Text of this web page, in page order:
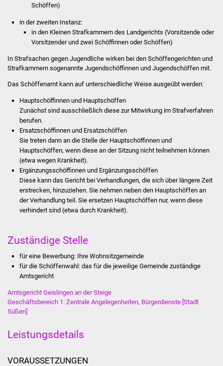
Ortsentwicklung
Presse
Bürger & Service
Was erledige ich wo
Dienstleistungen
Lebenslagen
Formulare
Bürgerinfos
Kindergärten
Schöffen)
in der zweiten Instanz:
in den Kleinen Strafkammern des Landgerichts (Vorsitzende oder
Vorsitzender und zwei Schöffinnen oder Schöffen)
In Strafsachen gegen Jugendliche wirken bei den Schöffengerichten und
Strafkammern sogenannte Jugendschöffinnen und Jugendschöffen mit.
Das Schöffenamt kann auf unterschiedliche Weise ausgeübt werden:
Hauptschöffinnen und Hauptschöffen
Zunächst sind ausschließlich diese zur Mitwirkung im Strafverfahren
berufen.
Ersatzschöffinnen und Ersatzschöffen
Sie treten dann an die Stelle der Hauptschöffinnen und
Hauptschöffen, wenn diese an der Sitzung nicht teilnehmen können
(etwa wegen Krankheit).
Ergänzungsschöffinnen und Ergänzungsschöffen
Diese kann das Gericht bei Verhandlungen, die sich über längere Zeit
erstrecken, hinzuziehen. Sie nehmen neben den Hauptschöffen an
der Verhandlung teil. Sie ersetzen Hauptschöffen nur, wenn diese
verhindert sind (etwa durch Krankheit).
Zuständige Stelle
für eine Bewerbung: Ihre Wohnsitzgemeinde
für die Schöffenwahl: das für die jeweilige Gemeinde zuständige
Amtsgericht
Amtsgericht Geislingen an der Steige
Geschäftsbereich 1: Zentrale Angelegenheiten, Bürgerdienste [Stadt
Süßen]
Leistungsdetails
VORAUSSETZUNGEN